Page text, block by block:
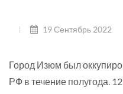
19 Сентябрь 2022
Город Изюм был
РФ в течение полугода.